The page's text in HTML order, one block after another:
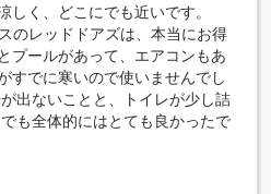
く、どこにでも近いです。
のレッドドアズは、本当にお得
プールがあって、エアコンもあ
すでに寒いので使いませんでし
出ないことと、トイレが少し詰
も全体的にはとても良かったで